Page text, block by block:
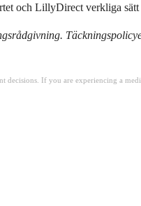
och LillyDirect verkliga sätt
If you are experiencing a